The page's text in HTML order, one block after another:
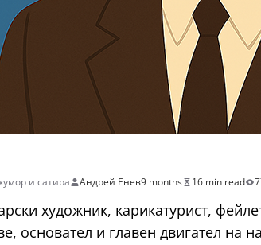
и сатира Андрей Енев9 months 16 min read
художник, карикатурист,
основател и главен двигател